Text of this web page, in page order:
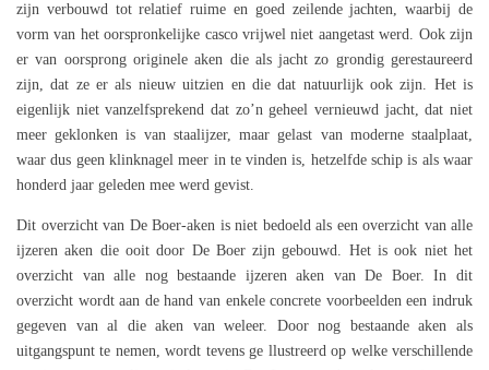
zijn verbouwd tot relatief ruime en goed zeilende jachten, waarbij de
vorm van het oorspronkelijke casco vrijwel niet aangetast werd. Ook zijn
er van oorsprong originele aken die als jacht zo grondig gerestaureerd
zijn, dat ze er als nieuw uitzien en die dat natuurlijk ook zijn. Het is
eigenlijk niet vanzelfsprekend dat zo’n geheel vernieuwd jacht, dat niet
meer geklonken is van staalijzer, maar gelast van moderne staalplaat,
waar dus geen klinknagel meer in te vinden is, hetzelfde schip is als waar
honderd jaar geleden mee werd gevist.
Dit overzicht van De Boer-aken is niet bedoeld als een overzicht van alle
ijzeren aken die ooit door De Boer zijn gebouwd. Het is ook niet het
overzicht van alle nog bestaande ijzeren aken van De Boer. In dit
overzicht wordt aan de hand van enkele concrete voorbeelden een indruk
gegeven van al die aken van weleer. Door nog bestaande aken als
uitgangspunt te nemen, wordt tevens ge llustreerd op welke verschillende